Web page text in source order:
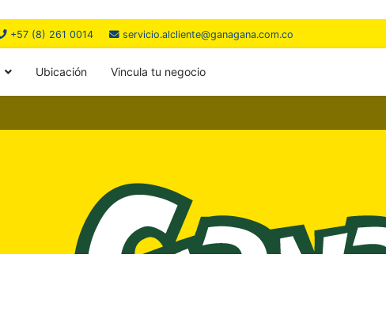
+57 (8) 261 0014 servicio.alcliente@ganagana.com.co
Ubicación Vincula tu negocio